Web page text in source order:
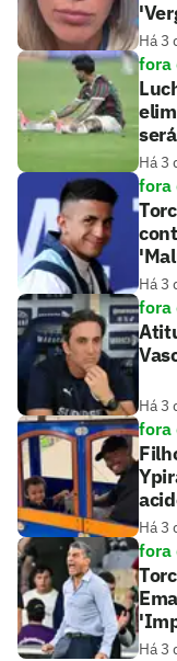
Há 3
fora
Há 3
fora
Há 3
fora
Há 3
fora
Há 3
fora
Há 3